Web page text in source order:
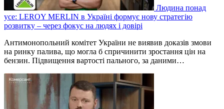
Людина понад
усе: LEROY MERLIN в Україні формує нову стратегію
розвитку – через фокус на людях і довірі
Антимонопольний комітет України не виявив доказів змови
на ринку палива, що могла б спричинити зростання цін на
бензин. Підвищення вартості пального, за даними…